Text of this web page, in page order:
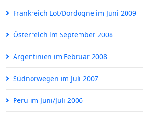
Frankreich Lot/Dordogne im Juni 2009
Österreich im September 2008
Argentinien im Februar 2008
Südnorwegen im Juli 2007
Peru im Juni/Juli 2006